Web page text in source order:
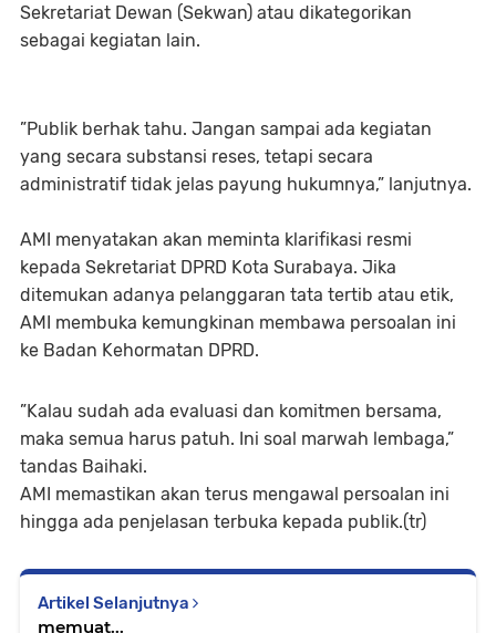
Sekretariat Dewan (Sekwan) atau dikategorikan
sebagai kegiatan lain.
”Publik berhak tahu. Jangan sampai ada kegiatan
yang secara substansi reses, tetapi secara
administratif tidak jelas payung hukumnya,” lanjutnya.
AMI menyatakan akan meminta klarifikasi resmi
kepada Sekretariat DPRD Kota Surabaya. Jika
ditemukan adanya pelanggaran tata tertib atau etik,
AMI membuka kemungkinan membawa persoalan ini
ke Badan Kehormatan DPRD.
”Kalau sudah ada evaluasi dan komitmen bersama,
maka semua harus patuh. Ini soal marwah lembaga,”
tandas Baihaki.
AMI memastikan akan terus mengawal persoalan ini
hingga ada penjelasan terbuka kepada publik.(tr)
Artikel Selanjutnya
memuat...